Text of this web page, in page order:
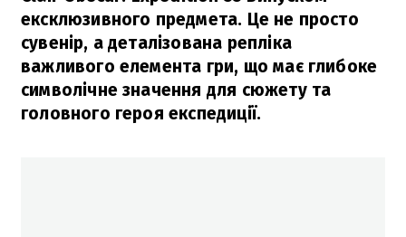
ексклюзивного предмета. Це не просто
сувенір, а деталізована репліка
важливого елемента гри, що має глибоке
символічне значення для сюжету та
головного героя експедиції.